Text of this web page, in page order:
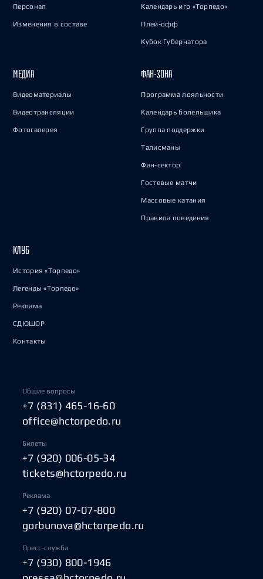
Персонал
Изменения в составе
Календарь игр «Торпедо»
Плей-офф
Кубок Губернатора
МЕДИА
Видеоматериалы
Видеотрансляции
Фотогалерея
ФАН-ЗОНА
Программа лояльности
Календарь болельщика
Группа поддержки
Талисманы
Фан-сектор
Гостевые матчи
Массовые катания
Правила поведения
КЛУБ
История «Торпедо»
Легенды «Торпедо»
Реклама
СДЮШОР
Контакты
Общие вопросы
+7 (831) 465-16-60
office@hctorpedo.ru
Билеты
+7 (920) 006-05-34
tickets@hctorpedo.ru
Реклама
+7 (920) 07-07-800
gorbunova@hctorpedo.ru
Пресс-служба
+7 (930) 800-1946